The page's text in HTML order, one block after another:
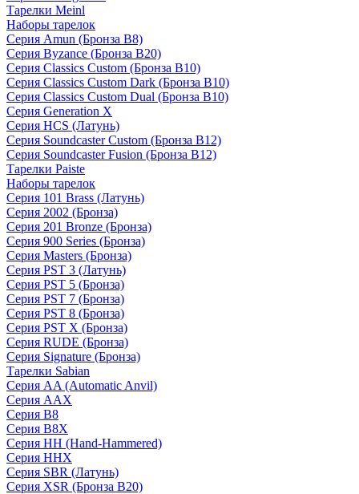
Тарелки Meinl
Наборы тарелок
Серия Amun (Бронза B8)
Серия Byzance (Бронза B20)
Серия Classics Custom (Бронза B10)
Серия Classics Custom Dark (Бронза B10)
Серия Classics Custom Dual (Бронза B10)
Серия Generation X
Серия HCS (Латунь)
Серия Soundcaster Custom (Бронза B12)
Серия Soundcaster Fusion (Бронза B12)
Тарелки Paiste
Наборы тарелок
Серия 101 Brass (Латунь)
Серия 2002 (Бронза)
Серия 201 Bronze (Бронза)
Серия 900 Series (Бронза)
Серия Masters (Бронза)
Серия PST 3 (Латунь)
Серия PST 5 (Бронза)
Серия PST 7 (Бронза)
Серия PST 8 (Бронза)
Серия PST X (Бронза)
Серия RUDE (Бронза)
Серия Signature (Бронза)
Тарелки Sabian
Серия AA (Automatic Anvil)
Серия AAX
Серия B8
Серия B8X
Серия HH (Hand-Hammered)
Серия HHX
Серия SBR (Латунь)
Серия XSR (Бронза B20)